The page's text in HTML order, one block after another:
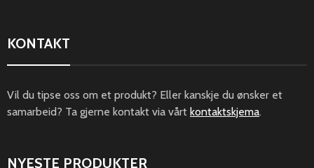
KONTAKT
Vil du tipse oss om et produkt? Eller kanskje du ønsker et
samarbeid? Ta gjerne kontakt via vårt kontaktskjema.
NYESTE PRODUKTER